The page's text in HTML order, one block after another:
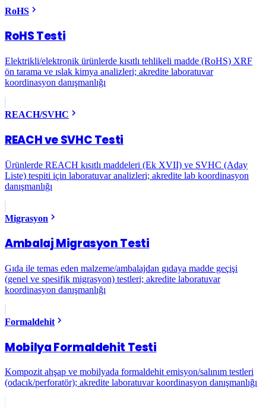
RoHS
RoHS Testi
Elektrikli/elektronik ürünlerde kısıtlı tehlikeli madde (RoHS) XRF
ön tarama ve ıslak kimya analizleri; akredite laboratuvar
koordinasyon danışmanlığı
REACH/SVHC
REACH ve SVHC Testi
Ürünlerde REACH kısıtlı maddeleri (Ek XVII) ve SVHC (Aday
Liste) tespiti için laboratuvar analizleri; akredite lab koordinasyon
danışmanlığı
Migrasyon
Ambalaj Migrasyon Testi
Gıda ile temas eden malzeme/ambalajdan gıdaya madde geçişi
(genel ve spesifik migrasyon) testleri; akredite laboratuvar
koordinasyon danışmanlığı
Formaldehit
Mobilya Formaldehit Testi
Kompozit ahşap ve mobilyada formaldehit emisyon/salınım testleri
(odacık/perforatör); akredite laboratuvar koordinasyon danışmanlığı